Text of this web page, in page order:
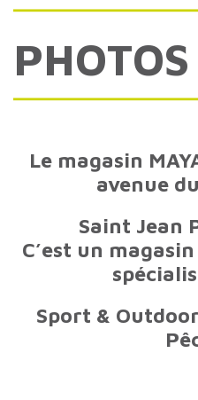
PHOTOS
Le magasin
avenue
Saint Jean
C’est un
Sport &